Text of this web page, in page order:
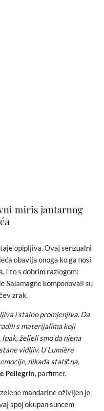
miris jantarnog
opipljiva. Ovaj senzualni
obavija onoga ko ga nosi
I to s dobrim razlogom:
Salamagne komponovali su
zrak.
i stalno promjenjiva. Da
s materijalima koji
željeli smo da njena
vidljiv. U Lumière
nikada statična,
Pellegrin, parfimer.
mandarine oživljen je
spoj okupan suncem